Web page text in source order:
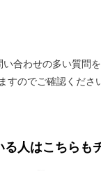
合わせの多い質問を
すのでご確認くださ
る人はこちらも